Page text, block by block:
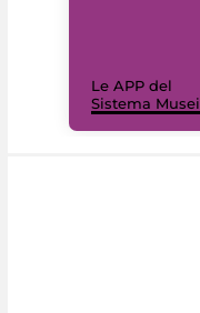
Le APP del
Sistema Musei